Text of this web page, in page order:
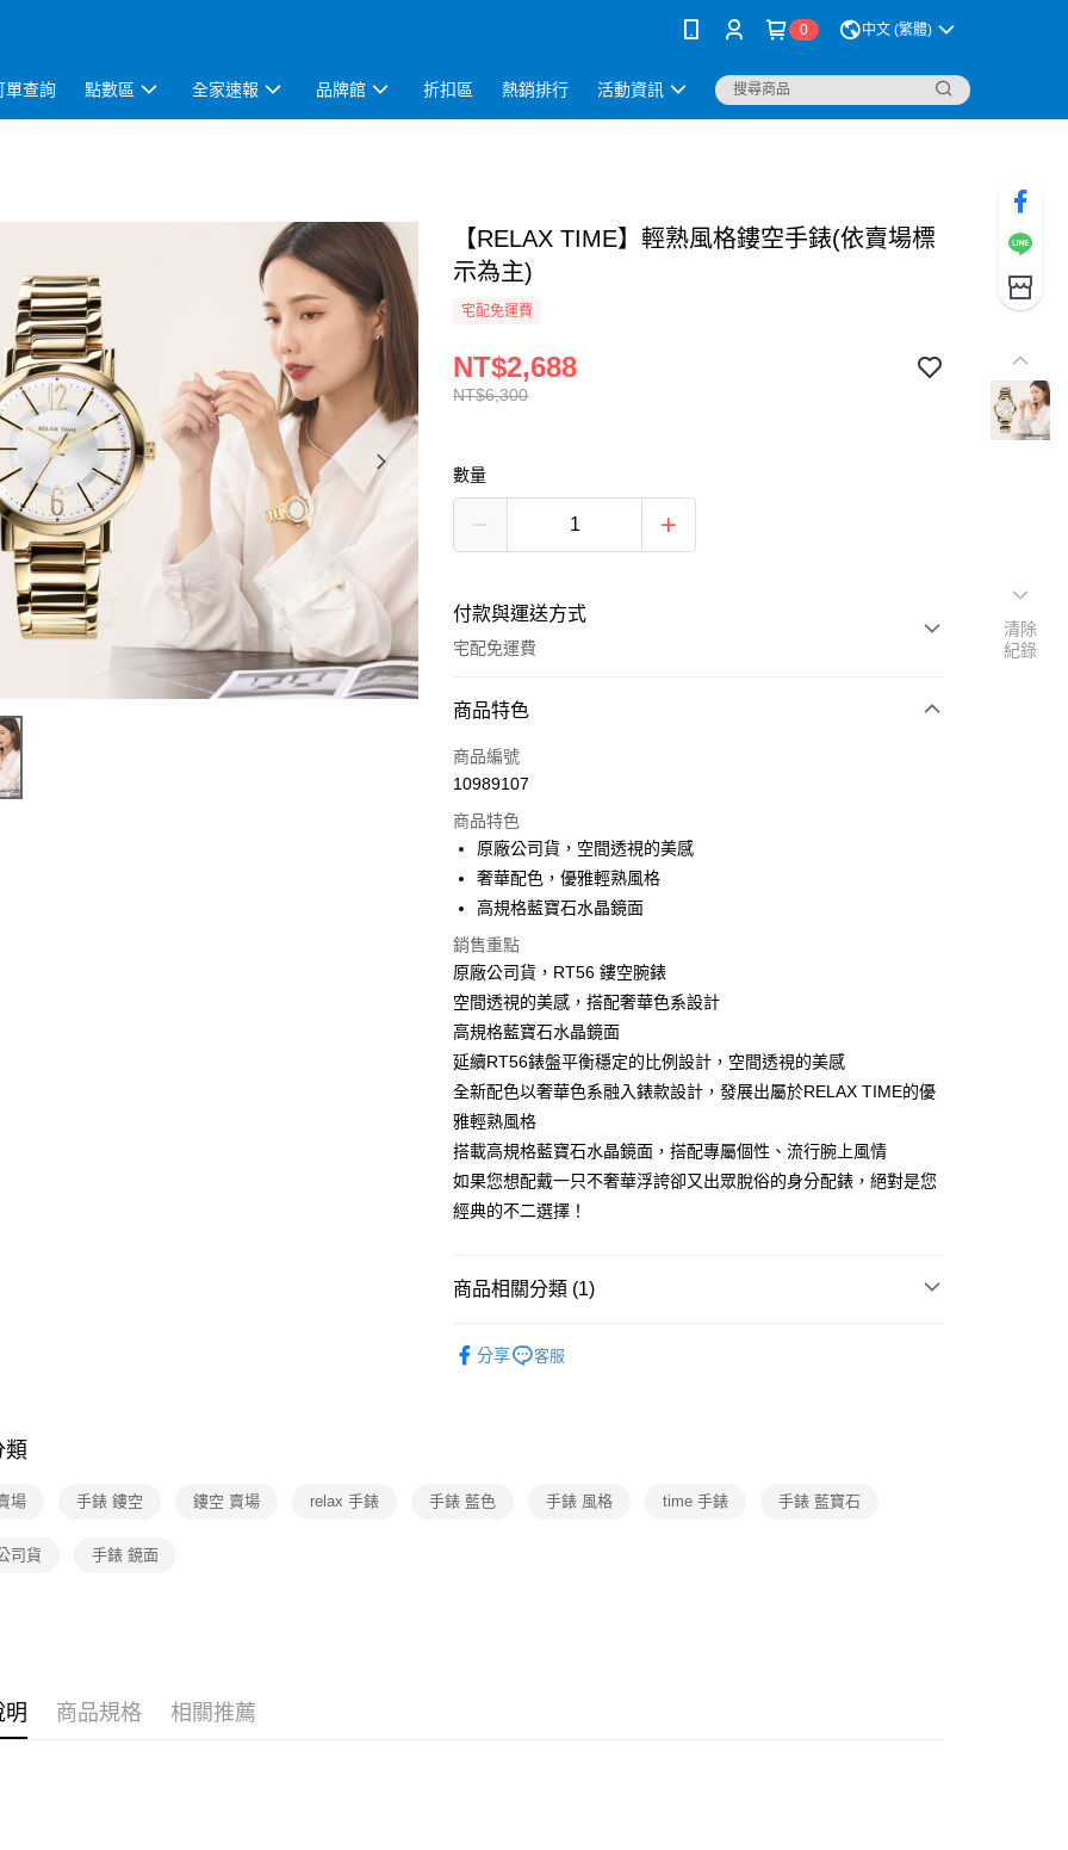
0 中文 (繁體)
單查詢 點數區 全家速報 品牌館 折扣區 熱銷排行 活動資訊
【RELAX TIME】輕熟風格鏤空手錶(依賣場標
示為主)
宅配免運費
NT$6,300
NT$2,688
數量
付款與運送方式
宅配免運費
付款方式
全家線上支付
運送方式
本島宅配-活動商品
免運費
離島宅配-常溫商品
免運費
商品特色
商品編號
10989107
商品特色
原廠公司貨，空間透視的美感
奢華配色，優雅輕熟風格
高規格藍寶石水晶鏡面
銷售重點
原廠公司貨，RT56 鏤空腕錶
空間透視的美感，搭配奢華色系設計
高規格藍寶石水晶鏡面
延續RT56錶盤平衡穩定的比例設計，空間透視的美感
全新配色以奢華色系融入錶款設計，發展出屬於RELAX TIME的優
雅輕熟風格
搭載高規格藍寶石水晶鏡面，搭配專屬個性、流行腕上風情
如果您想配戴一只不奢華浮誇卻又出眾脫俗的身分配錶，絕對是您
經典的不二選擇！
商品相關分類 (1)
分享
客服
類
場 手錶 鏤空 鏤空 賣場 relax 手錶 手錶 藍色 手錶 風格 time 手錶 手錶 藍寶石
司貨 手錶 鏡面
明 商品規格 相關推薦
清除
紀錄